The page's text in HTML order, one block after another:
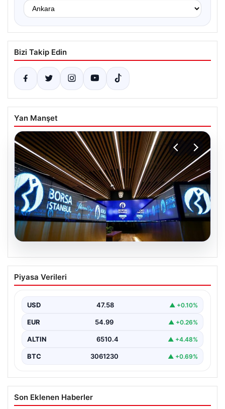
Bizi Takip Edin
Yan Manşet
05.08.2026
Yatırım araçlarının haftalık performansı
nasıl oldu?
Gelişmeler", "content": "Türkiye'nin finans piyasalarında
son bir hafta…
Piyasa Verileri
USD 47.58 ▲ +0.10%
EUR 54.99 ▲ +0.26%
ALTIN 6510.4 ▲ +4.48%
BTC 3061230 ▲ +0.69%
Son Eklenen Haberler